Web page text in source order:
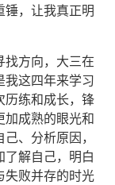
锤，让我真正明
找方向，大三在
我这四年来学习
历练和成长，锋
加成熟的眼光和
、分析原因，
解自己，明白
失败并存的时光